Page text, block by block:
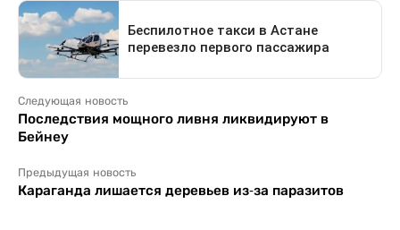
Следующая новость
Последствия мощного ливня ликвидируют в
Бейнеу
Предыдущая новость
Караганда лишается деревьев из-за паразитов